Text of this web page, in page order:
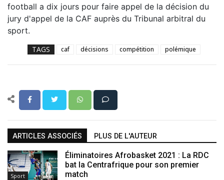
football a dix jours pour faire appel de la décision du
jury d'appel de la CAF auprès du Tribunal arbitral du
sport.
TAGS caf décisions compétition polémique
ARTICLES ASSOCIÉS PLUS DE L'AUTEUR
Sport
Éliminatoires Afrobasket 2021 : La RDC
bat la Centrafrique pour son premier
match